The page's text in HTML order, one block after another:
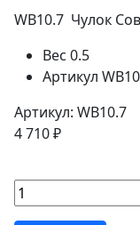
WB10.7 Чулок
Вес 0.5
Артикул
Артикул: WB10.7
4 710 ₽